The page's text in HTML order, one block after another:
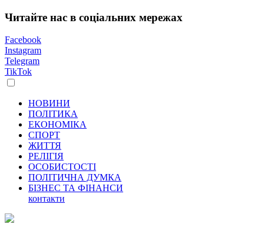
Читайте нас в соціальних мережах
Facebook
Instagram
Telegram
TikTok
НОВИНИ
ПОЛІТИКА
ЕКОНОМІКА
СПОРТ
ЖИТТЯ
РЕЛІГІЯ
ОСОБИСТОСТІ
ПОЛІТИЧНА ДУМКА
БІЗНЕС ТА ФІНАНСИ
контакти